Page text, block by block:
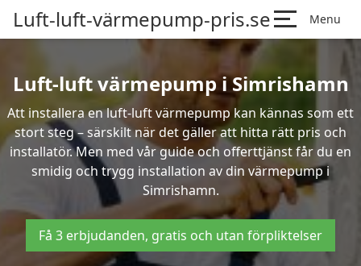
Luft-luft-värmepump-pris.se Menu
Luft-luft värmepump i Simrishamn
Att installera en luft-luft värmepump kan kännas som ett
stort steg – särskilt när det gäller att hitta rätt pris och
installatör. Men med vår guide och offerttjänst får du en
smidig och trygg installation av din värmepump i
Simrishamn.
Få 3 erbjudanden, gratis och utan förpliktelser